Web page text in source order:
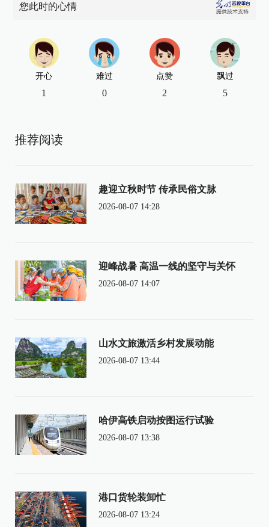
您此时的心情
开心
1
难过
0
点赞
2
飘过
5
推荐阅读
趣迎立秋时节 传承民俗文脉
2026-08-07 14:28
迎峰战暑 高温一线的坚守与关怀
2026-08-07 14:07
山水文旅激活乡村发展动能
2026-08-07 13:44
哈伊高铁启动按图运行试验
2026-08-07 13:38
港口货轮装卸忙
2026-08-07 13:24